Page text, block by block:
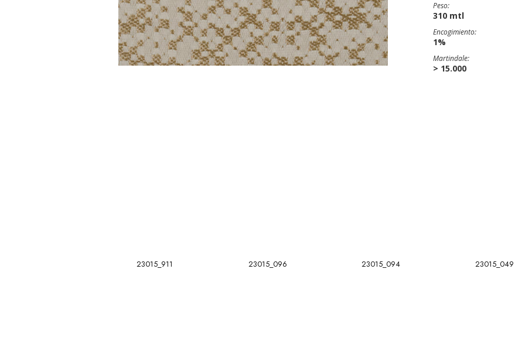
Peso:
310 mtl
Encogimiento:
1%
Martindale:
> 15.000
23015_911 23015_096 23015_094 23015_049